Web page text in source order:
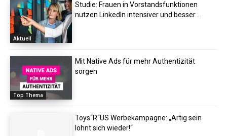
Aktuell
Studie: Frauen in Vorstandsfunktionen
nutzen LinkedIn intensiver und besser...
Top Thema
Mit Native Ads für mehr Authentizität
sorgen
Toys“R“US Werbekampagne: „Artig sein
lohnt sich wieder!“